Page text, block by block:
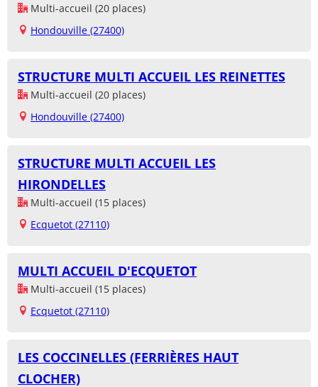
Multi-accueil (20 places)
Hondouville (27400)
STRUCTURE MULTI ACCUEIL LES REINETTES
Multi-accueil (20 places)
Hondouville (27400)
STRUCTURE MULTI ACCUEIL LES
HIRONDELLES
Multi-accueil (15 places)
Ecquetot (27110)
MULTI ACCUEIL D'ECQUETOT
Multi-accueil (15 places)
Ecquetot (27110)
LES COCCINELLES (FERRIÈRES HAUT
CLOCHER)